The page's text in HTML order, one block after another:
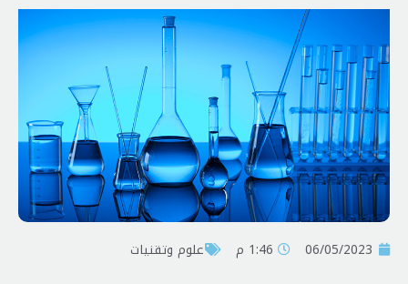
06/05/2023 1:46 م علوم وتقنيات